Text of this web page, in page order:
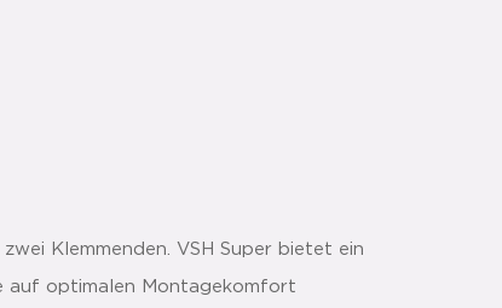
Klemmenden. VSH Super bietet ein
auf optimalen Montagekomfort